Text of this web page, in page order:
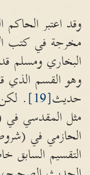
وقد اعتبر
مخرجة في كتب
البخاري ومسلم
وهو القسم الذي
حديث[19]
.
مثل المقدسي في
الحازمي في
التقسيم السابق